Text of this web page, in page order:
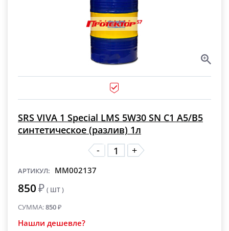
SRS VIVA 1 Special LMS 5W30 SN C1 A5/B5
синтетическое (разлив) 1л
-
+
АРТИКУЛ: MM002137
850₽ ( ШТ )
СУММА:850₽
Нашли дешевле?